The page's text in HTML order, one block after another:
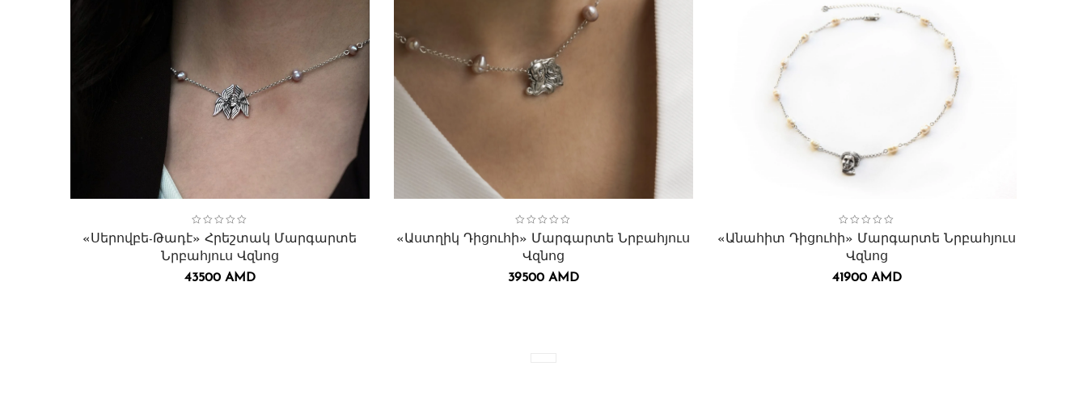
Collection:Սերովբե-Թադէ հրեշտակ,Վզնոցներ․
«Սերովբե-Թադէ» Հրեշտակ Մարգարտե
Նրբահյուս Վզնոց
43500 AMD
Collection:Աստղիկ Դիցուհի,Վզնոցներ․
«Աստղիկ Դիցուհի» Մարգարտե Նրբահյուս
Վզնոց
39500 AMD
«Անահիտ Դիցուհի» Մարգարտե Նրբահյուս
Վզնոց
41900 AMD